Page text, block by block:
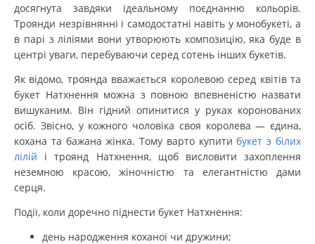
досягнута завдяки ідеальному поєднанню кольорів.
Троянди незрівнянні і самодостатні навіть у монобукеті, а
в парі з ліліями вони утворюють композицію, яка буде в
центрі уваги, перебуваючи серед сотень інших букетів.
Як відомо, троянда вважається королевою серед квітів та
букет Натхнення можна з повною впевненістю назвати
вишуканим. Він гідний опинитися у руках коронованих
осіб. Звісно, у кожного чоловіка своя королева — єдина,
кохана та бажана жінка. Тому варто купитибукет з білих
лілій і троянд Натхнення, щоб висловити захоплення
неземною красою, жіночністю та елегантністю дами
серця.
Події, коли доречно піднести букет Натхнення:
день народження коханої чи дружини;